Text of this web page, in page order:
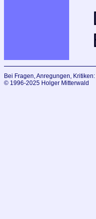
Bei Fragen, Anregungen,
© 1996-2025 Holger Mitterwald